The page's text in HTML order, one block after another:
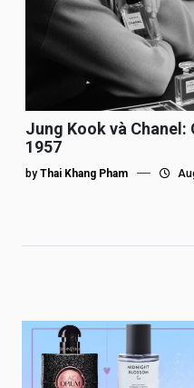
Jung Kook và Chanel:
1957
by Thai Khang Pham